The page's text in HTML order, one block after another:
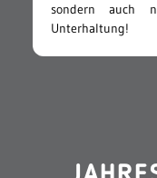
sondern auch
Unterhaltung!